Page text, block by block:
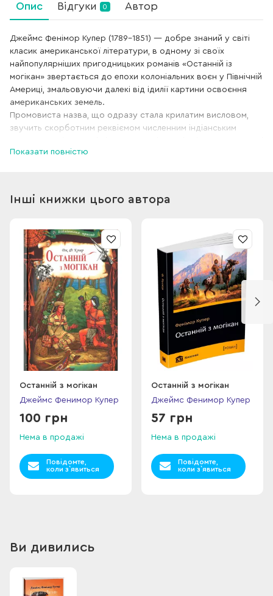
Опис Відгуки 0 Автор
Джеймс Фенімор Купер (1789–1851) — добре знаний у світі
класик американської літератури, в одному зі своїх
найпопулярніших пригодницьких романів «Останній із
могікан» звертається до епохи колоніальних воєн у Північній
Америці, змальовуючи далекі від ідилії картини освоєння
американських земель.
Промовиста назва, що одразу стала крилатим висловом,
звучить скорботним реквіємом численним індіанським
між собою. Автор відверто співчуває шляхетним і хоробрим
вірність високим ідеалам, завжди стають на бік
справедливості. Супроводжуючи беззахисних жінок разом
складний і довгий шлях, проявляючи відвагу, сміливість і
винахідливість.
Показати повністю
Інші книжки цього автора
Останній з могікан
Джеймс Фенимор Купер
100 грн
Нема в продажі
Повідомте,
коли з`явиться
Останній з могікан
Джеймс Фенимор Купер
57 грн
Нема в продажі
Повідомте,
коли з`явиться
Ви дивились